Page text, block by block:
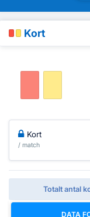
Kort
Kort
/ match
Totalt antal
DATA